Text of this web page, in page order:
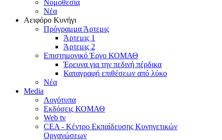
Νομοθεσία
Νέα
Αειφόρο Κυνήγι
Πρόγραμμα Άρτεμις
Άρτεμις 1
Άρτεμις 2
Επιστημονικό Έργο ΚΟΜΑΘ
Έρευνα για την πεδινή πέρδικα
Καταγραφή επιθέσεων από λύκο
Νέα
Media
Λογότυπα
Εκδόσεις ΚΟΜΑΘ
Web tv
CEA - Κέντρο Εκπαίδευσης Κυνηγετικών
Οργανώσεων